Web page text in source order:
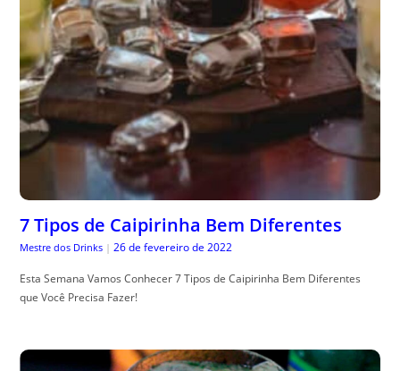
7 Tipos de Caipirinha Bem Diferentes
Mestre dos Drinks | 26 de fevereiro de 2022
Esta Semana Vamos Conhecer 7 Tipos de Caipirinha Bem Diferentes
que Você Precisa Fazer!